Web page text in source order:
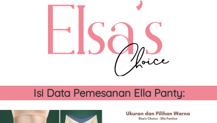
Isi Data Pemesanan Ella Panty: